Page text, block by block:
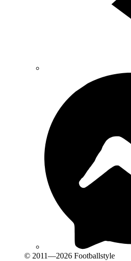
© 2011—2026 Footballstyle